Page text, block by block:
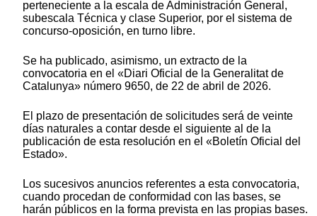
perteneciente a la escala de Administración General,
subescala Técnica y clase Superior, por el sistema de
concurso-oposición, en turno libre.
Se ha publicado, asimismo, un extracto de la
convocatoria en el «Diari Oficial de la Generalitat de
Catalunya» número 9650, de 22 de abril de 2026.
El plazo de presentación de solicitudes será de veinte
días naturales a contar desde el siguiente al de la
publicación de esta resolución en el «Boletín Oficial del
Estado».
Los sucesivos anuncios referentes a esta convocatoria,
cuando procedan de conformidad con las bases, se
harán públicos en la forma prevista en las propias bases.